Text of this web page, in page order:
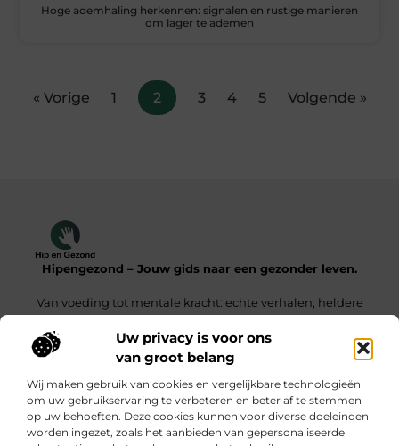
Uw privacy is voor ons
van groot belang
Wij maken gebruik van cookies en vergelijkbare technologieën
om uw gebruikservaring te verbeteren en beter af te stemmen
op uw behoeften. Deze cookies kunnen voor diverse doeleinden
worden ingezet, zoals het aanbieden van gepersonaliseerde
Hoge ademhaling herkennen: signalen en rustige manieren
om lager te ademen
« Vorige 1 2 3 4 5 Volgende »
Hipengezond – Jouw gids naar een gezonder leven.
Van voeding tot mentale kracht: echte verhalen, heldere
inzichten.
Onze informatie
Bericht categorie